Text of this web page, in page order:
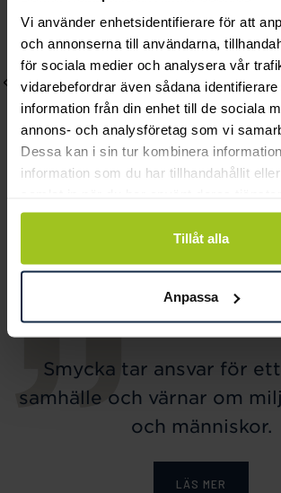
Vi använder enhetsidentifierare för att
och annonserna till användarna,
för sociala medier och analysera vår
vidarebefordrar även sådana
information från din enhet till de sociala
annons- och analysföretag som vi
Dessa kan i sin tur kombinera
information som du har tillhandahållit
Tillåt alla
Anpassa
Black Leather armband
Braided
Smycka tar ansvar för
samhälle och värnar om
och människor.
LÄS MER